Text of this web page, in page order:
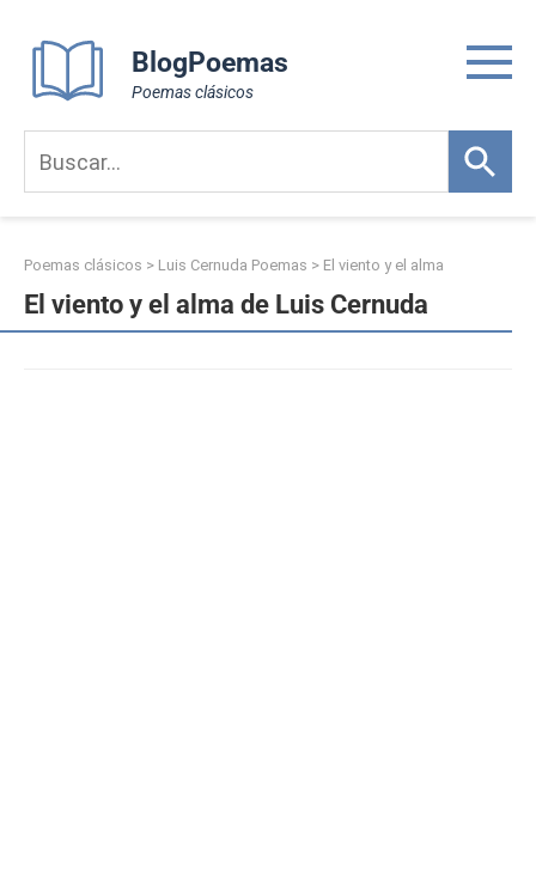
content
BlogPoemas
Poemas clásicos
Poemas clásicos > Luis Cernuda Poemas > El viento y el alma
El viento y el alma de Luis Cernuda